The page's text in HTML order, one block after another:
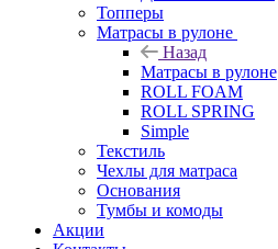
Топперы
Матрасы в рулоне
Назад
Матрасы в рулоне
ROLL FOAM
ROLL SPRING
Simple
Текстиль
Чехлы для матраса
Основания
Тумбы и комоды
Акции